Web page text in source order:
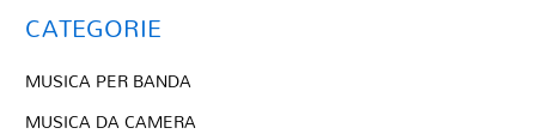
CATEGORIE
MUSICA PER BANDA
MUSICA DA CAMERA